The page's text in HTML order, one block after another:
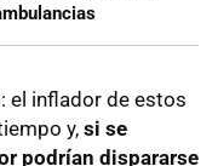
el inflador de estos
y, si se
podrían dispararse